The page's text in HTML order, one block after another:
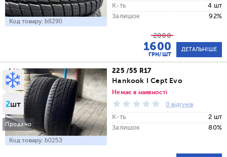
Код товару: b8290
К-ть
4 шт
Залишок
92%
2000
1600
ГРН/ШТ
ДЕТАЛЬНІШЕ
2шт
Продано
Код товару: b0253
225 /55 R17
Hankook I Cept Evo
Немає в наявності
0 відгуків
К-ть
2 шт
Залишок
80%